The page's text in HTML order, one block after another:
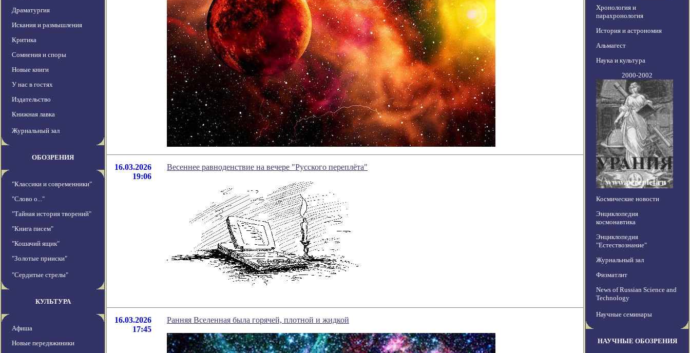
Драматургия
Искания и размышления
Критика
Сомнения и споры
Новые книги
У нас в гостях
Издательство
Книжная лавка
Журнальный зал
ОБОЗРЕНИЯ
"Классики и современники"
"Слово о..."
"Тайная история творений"
"Книга писем"
"Кошачий ящик"
"Золотые прииски"
"Сердитые стрелы"
КУЛЬТУРА
Афиша
Новые передвжиники
16.03.2026
19:06
Весеннее равноденствие на вечере "Русского переплёта"
16.03.2026
17:45
Ранняя Вселенная была горячей, плотной и жидкой
Хронология и
парахронология
История и астрономия
Альмагест
Наука и культура
2000-2002
Космические новости
Энциклопедия
космонавтика
Энциклопедия
"Естествознание"
Журнальный зал
Физматлит
News of Russian Science and
Technology
Научные семинары
НАУЧНЫЕ ОБОЗРЕНИЯ